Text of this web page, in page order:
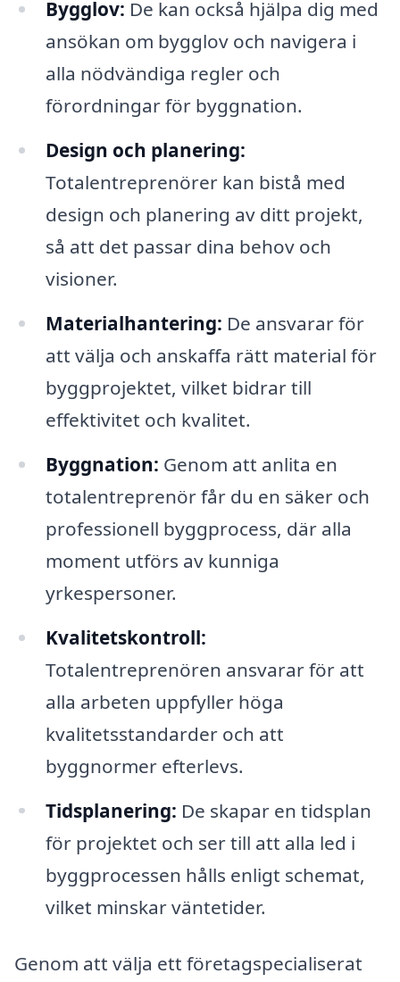
Bygglov: De kan också hjälpa dig med
ansökan om bygglov och navigera i
alla nödvändiga regler och
förordningar för byggnation.
Design och planering:
Totalentreprenörer kan bistå med
design och planering av ditt projekt,
så att det passar dina behov och
visioner.
Materialhantering: De ansvarar för
att välja och anskaffa rätt material för
byggprojektet, vilket bidrar till
effektivitet och kvalitet.
Byggnation: Genom att anlita en
totalentreprenör får du en säker och
professionell byggprocess, där alla
moment utförs av kunniga
yrkespersoner.
Kvalitetskontroll:
Totalentreprenören ansvarar för att
alla arbeten uppfyller höga
kvalitetsstandarder och att
byggnormer efterlevs.
Tidsplanering: De skapar en tidsplan
för projektet och ser till att alla led i
byggprocessen hålls enligt schemat,
vilket minskar väntetider.
Genom att välja ett företagspecialiserat